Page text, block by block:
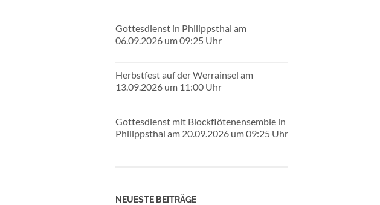
Gottesdienst in Philippsthal am
06.09.2026 um 09:25 Uhr
Herbstfest auf der Werrainsel am
13.09.2026 um 11:00 Uhr
Gottesdienst mit Blockflötenensemble in
Philippsthal am 20.09.2026 um 09:25 Uhr
NEUESTE BEITRÄGE